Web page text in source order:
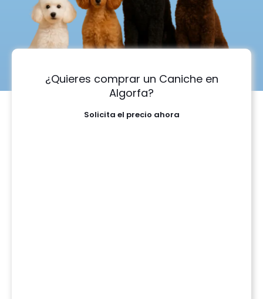
¿Quieres comprar un Caniche en
Algorfa?
Solicita el precio ahora